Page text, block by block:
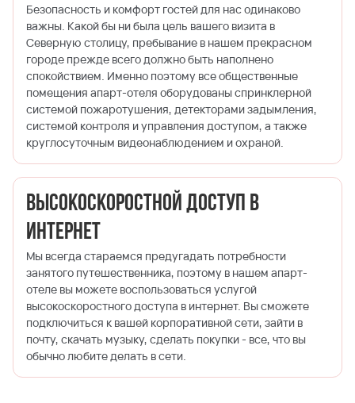
Безопасность и комфорт гостей для нас одинаково
важны. Какой бы ни была цель вашего визита в
Северную столицу, пребывание в нашем прекрасном
городе прежде всего должно быть наполнено
спокойствием. Именно поэтому все общественные
помещения апарт-отеля оборудованы спринклерной
системой пожаротушения, детекторами задымления,
системой контроля и управления доступом, а также
круглосуточным видеонаблюдением и охраной.
Высокоскоростной доступ в
Интернет
Мы всегда стараемся предугадать потребности
занятого путешественника, поэтому в нашем апарт-
отеле вы можете воспользоваться услугой
высокоскоростного доступа в интернет. Вы сможете
подключиться к вашей корпоративной сети, зайти в
почту, скачать музыку, сделать покупки - все, что вы
обычно любите делать в сети.